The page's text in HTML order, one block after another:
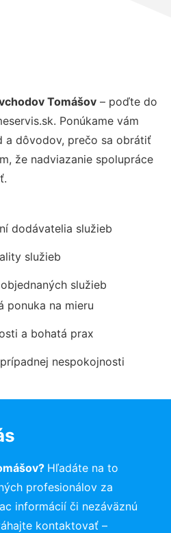
Tomášov – poďte do
Ponúkame vám
a dôvodov, prečo sa obrátiť
že nadviazanie spolupráce
dodávatelia služieb
služieb
služieb
ponuka na mieru
a bohatá prax
nespokojnosti
Hľadáte na to
profesionálov za
informácií či nezáväznú
kontaktovať –